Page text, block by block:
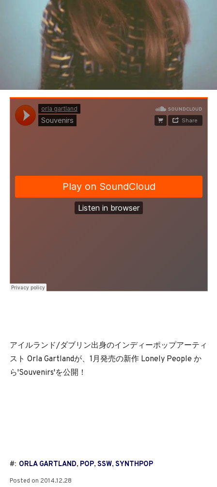
アイルランド/ダブリン出身のインディーポップアーティ
スト Orla Gartlandが、1月発売の新作 Lonely People か
ら'Souvenirs'を公開！
#: ORLA GARTLAND, POP, SSW, SYNTHPOP
Posted on 2014.12.28